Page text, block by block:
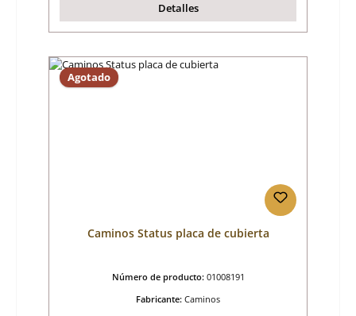
Detalles
Agotado
Caminos Status placa de cubierta
Número de producto: 01008191
Fabricante: Caminos